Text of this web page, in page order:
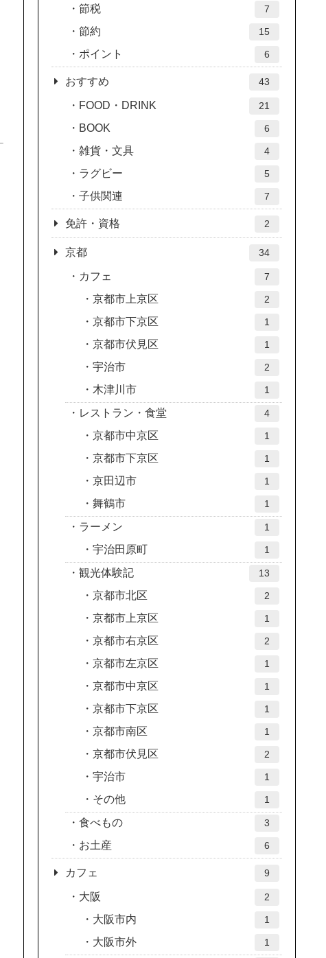
節税 7
節約 15
ポイント 6
おすすめ 43
FOOD・DRINK 21
BOOK 6
雑貨・文具 4
ラグビー 5
子供関連 7
免許・資格 2
京都 34
カフェ 7
京都市上京区 2
京都市下京区 1
京都市伏見区 1
宇治市 2
木津川市 1
レストラン・食堂 4
京都市中京区 1
京都市下京区 1
京田辺市 1
舞鶴市 1
ラーメン 1
宇治田原町 1
観光体験記 13
京都市北区 2
京都市上京区 1
京都市右京区 2
京都市左京区 1
京都市中京区 1
京都市下京区 1
京都市南区 1
京都市伏見区 2
宇治市 1
その他 1
食べもの 3
お土産 6
カフェ 9
大阪 2
大阪市内 1
大阪市外 1